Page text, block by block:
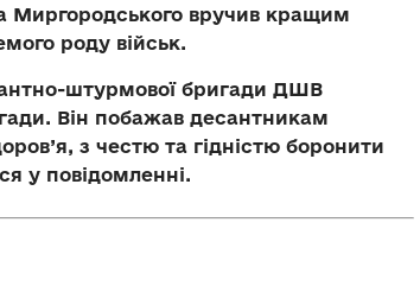
Миргородського вручив кращим
роду військ.
штурмової бригади ДШВ
Він побажав десантникам
з честю та гідністю боронити
у повідомленні.